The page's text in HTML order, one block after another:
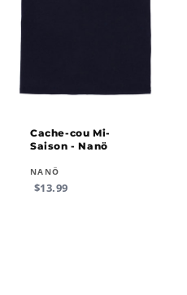
Cache-cou Mi-
Saison - Nanö
Fournisseur :
NANÖ
Prix
$13.99